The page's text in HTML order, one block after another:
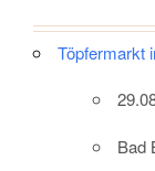
Töpfermarkt
Bad